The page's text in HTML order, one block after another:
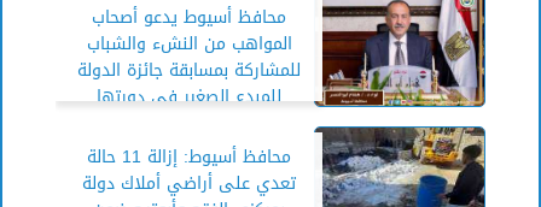
محافظ أسيوط يدعو أصحاب
المواهب من النشء والشباب
للمشاركة بمسابقة جائزة الدولة
للمبدع الصغير في دورتها
محافظ أسيوط: إزالة 11 حالة
تعدي على أراضي أملاك دولة